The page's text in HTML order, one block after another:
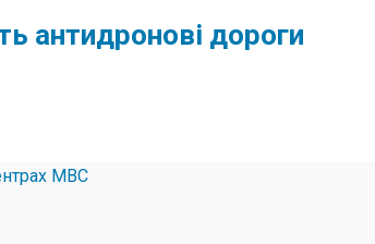
антидронові дороги